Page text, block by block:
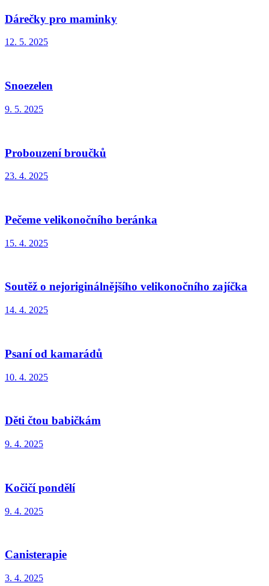
Dárečky pro maminky
12. 5. 2025
Snoezelen
9. 5. 2025
Probouzení broučků
23. 4. 2025
Pečeme velikonočního beránka
15. 4. 2025
Soutěž o nejoriginálnějšího velikonočního zajíčka
14. 4. 2025
Psaní od kamarádů
10. 4. 2025
Děti čtou babičkám
9. 4. 2025
Kočičí pondělí
9. 4. 2025
Canisterapie
3. 4. 2025